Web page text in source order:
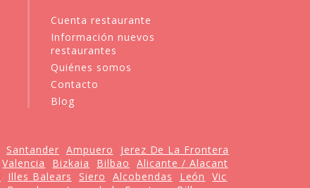
Cuenta restaurante
Información nuevos
restaurantes
Quiénes somos
Contacto
Blog
Santander Ampuero
Jerez De La Frontera
Valencia Bizkaia Bilbao
Alicante / Alacant
Illes Balears Siero Alcobendas León
Vic